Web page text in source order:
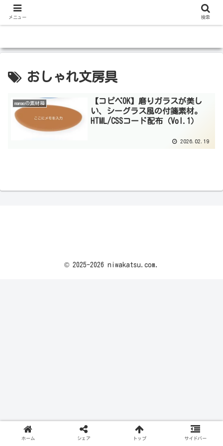
おしゃれ文房具
manaoの素材箱
【コピペOK】磨りガラスが美し
い、シーグラス風の付箋素材。
HTML/CSSコード配布（Vol.1）
2026.02.19
© 2025-2026 niwakatsu.com.
メニュー 検索
ホーム シェア トップ サイドバー